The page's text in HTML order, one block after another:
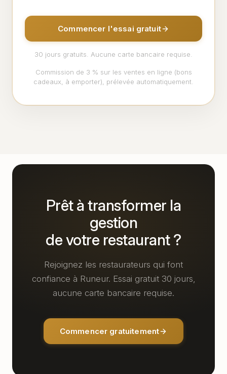
Commencer l'essai gratuit
30 jours gratuits. Aucune carte bancaire requise.
Commission de 3 % sur les ventes en ligne (bons
cadeaux, à emporter), prélevée automatiquement.
Prêt à transformer la
gestion
de votre restaurant ?
Rejoignez les restaurateurs qui font
confiance à Runeur. Essai gratuit 30 jours,
aucune carte bancaire requise.
Commencer gratuitement